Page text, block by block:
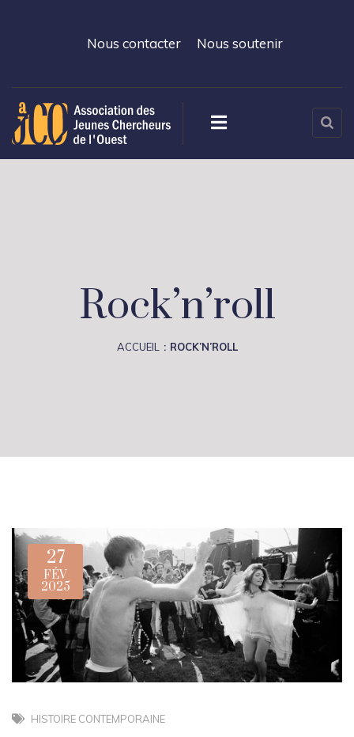
Nous contacter Nous soutenir
Rock’n’roll
ACCUEIL ROCK’N’ROLL
27
FÉV
2025
HISTOIRE CONTEMPORAINE